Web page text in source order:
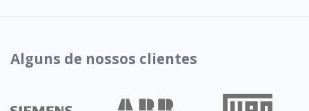
Alguns de nossos clientes